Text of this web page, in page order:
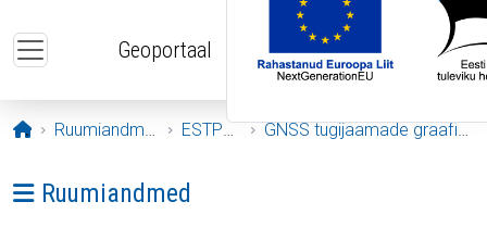
Geoportaal
Avaleht
Ruumiandmed ESTPOS GNSS tugijaamade graafikud
Ava menüü: Ruumiandmed
Ruumiandmed